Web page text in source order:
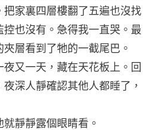
家裏四層樓翻了五遍也沒找
也沒有。急得我一直哭。最
層看到了牠的一截尾巴。
又一天，藏在天花板上。回
深人靜確認其他人都睡了，
靜靜露個眼睛看。